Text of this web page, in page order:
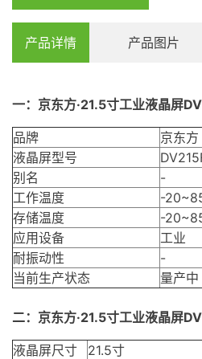
产品详情 产品图片
一： 京东方·21.5寸工业液晶屏
品牌
京东方
液晶屏型号
别名
-
工作温度
-
存储温度
-
应用设备
工业
耐振动性
-
当前生产状态
量产中
二： 京东方·21.5寸工业液晶屏
液晶屏尺寸
21.5寸